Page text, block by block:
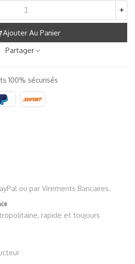
+
Ajouter Au Panier
Partager
100% sécurisés
ou par Virements Bancaires.
rapide et toujours